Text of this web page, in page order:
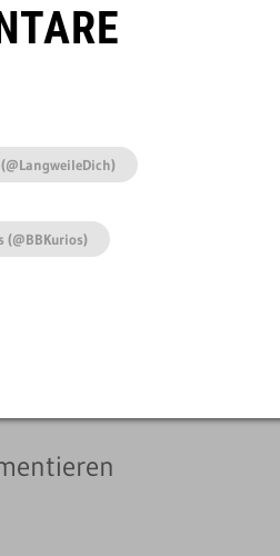
(@BBKurios)